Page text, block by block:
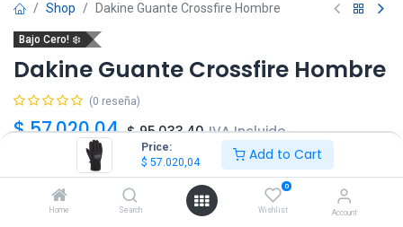
Price:
$ 57.020,04 Add to Cart
Home Search
0
Wishlist Account
Shop Dakine Guante Crossfire Hombre
Bajo Cero! ❄️
Dakine Guante Crossfire Hombre
(0 reseña)
$57.020,04 $95.033,40 IVA Incluido
Talle